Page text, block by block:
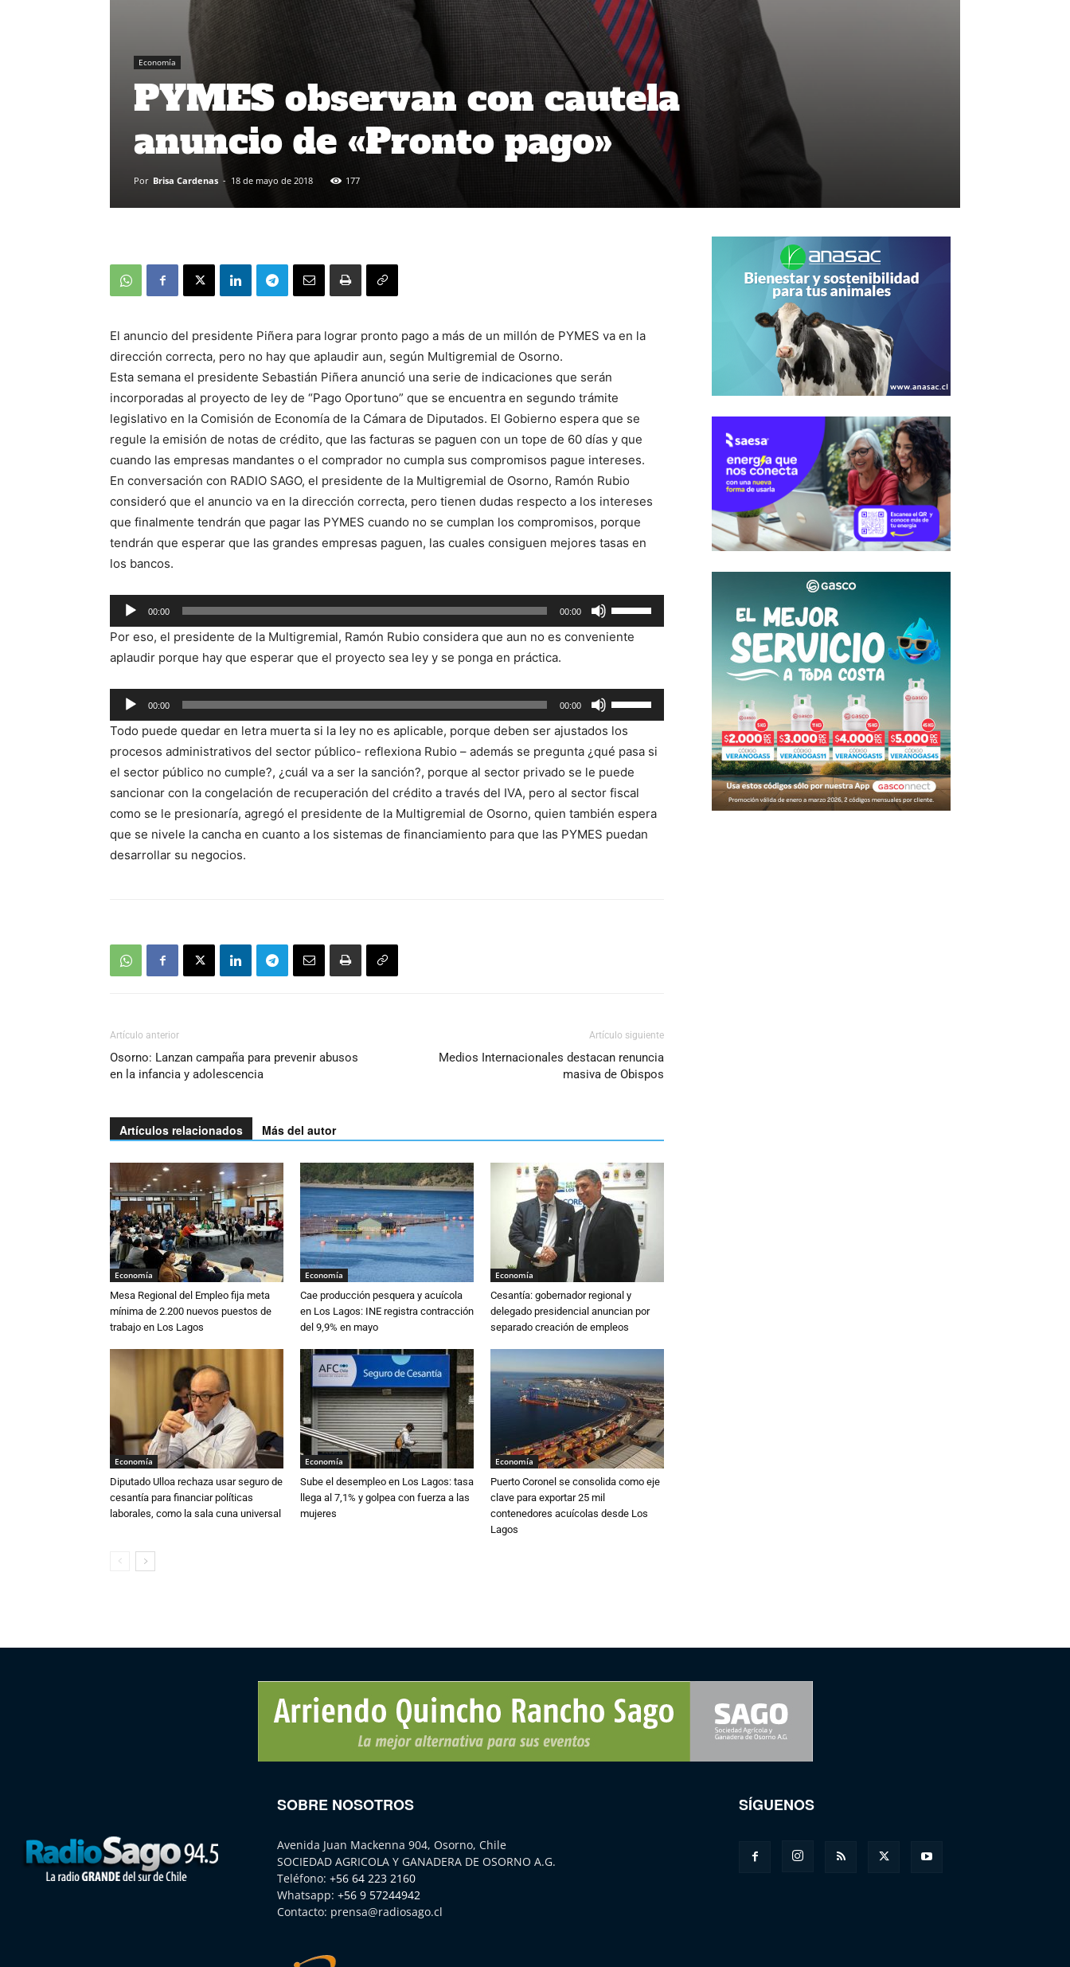
Economía
PYMES observan con cautela
anuncio de «Pronto pago»
Por Brisa Cardenas - 18 de mayo de 2018 177
El anuncio del presidente Piñera para lograr pronto pago a más de un millón de PYMES va en la
dirección correcta, pero no hay que aplaudir aun, según Multigremial de Osorno.
Esta semana el presidente Sebastián Piñera anunció una serie de indicaciones que serán
incorporadas al proyecto de ley de “Pago Oportuno” que se encuentra en segundo trámite
legislativo en la Comisión de Economía de la Cámara de Diputados. El Gobierno espera que se
regule la emisión de notas de crédito, que las facturas se paguen con un tope de 60 días y que
cuando las empresas mandantes o el comprador no cumpla sus compromisos pague intereses.
En conversación con RADIO SAGO, el presidente de la Multigremial de Osorno, Ramón Rubio
consideró que el anuncio va en la dirección correcta, pero tienen dudas respecto a los intereses
que finalmente tendrán que pagar las PYMES cuando no se cumplan los compromisos, porque
tendrán que esperar que las grandes empresas paguen, las cuales consiguen mejores tasas en
los bancos.
Reproductor
de
audio
00:00 00:00
las
teclas
flecha
arriba/abajo
para
aumentar
o
disminuir
el
volumen.
Por eso, el presidente de la Multigremial, Ramón Rubio considera que aun no es conveniente
aplaudir porque hay que esperar que el proyecto sea ley y se ponga en práctica.
Reproductor
de
audio
00:00 00:00
las
teclas
de
flecha
arriba/abajo
para
aumentar
Todo puede quedar en letra muerta si la ley no es aplicable, porque deben ser ajustados los
procesos administrativos del sector público- reflexiona Rubio – además se pregunta ¿qué pasa si
el sector público no cumple?, ¿cuál va a ser la sanción?, porque al sector privado se le puede
sancionar con la congelación de recuperación del crédito a través del IVA, pero al sector fiscal
como se le presionaría, agregó el presidente de la Multigremial de Osorno, quien también espera
que se nivele la cancha en cuanto a los sistemas de financiamiento para que las PYMES puedan
desarrollar su negocios.
Artículo anterior
Osorno: Lanzan campaña para prevenir abusos
en la infancia y adolescencia
Artículo siguiente
Medios Internacionales destacan renuncia
masiva de Obispos
Artículos relacionados Más del autor
Economía
Mesa Regional del Empleo fija meta
mínima de 2.200 nuevos puestos de
trabajo en Los Lagos
Economía
Cae producción pesquera y acuícola
en Los Lagos: INE registra contracción
del 9,9% en mayo
Economía
Cesantía: gobernador regional y
delegado presidencial anuncian por
separado creación de empleos
Economía
Diputado Ulloa rechaza usar seguro de
cesantía para financiar políticas
laborales, como la sala cuna universal
Economía
Sube el desempleo en Los Lagos: tasa
llega al 7,1% y golpea con fuerza a las
mujeres
Economía
Puerto Coronel se consolida como eje
clave para exportar 25 mil
contenedores acuícolas desde Los
Lagos
SOBRE NOSOTROS
Avenida Juan Mackenna 904, Osorno, Chile
SOCIEDAD AGRICOLA Y GANADERA DE OSORNO A.G.
Teléfono: +56 64 223 2160
Whatsapp: +56 9 57244942
Contacto: prensa@radiosago.cl
SÍGUENOS